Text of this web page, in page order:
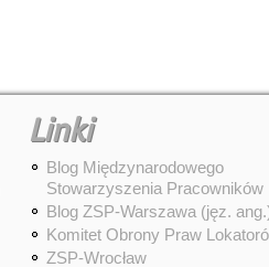
Linki
Blog Międzynarodowego
Stowarzyszenia Pracowników
Blog ZSP-Warszawa (jęz.
Komitet Obrony Praw
ZSP-Wrocław